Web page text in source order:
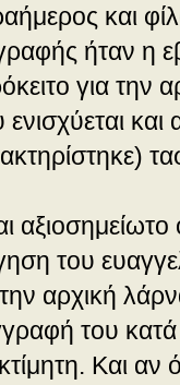
και
ήταν η
για την
ενισχύεται
του
αρχική
του κατά
Και